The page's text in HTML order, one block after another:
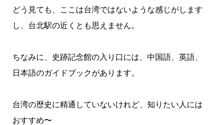
どう見ても、ここは台湾ではないような感じがします
し、台北駅の近くとも思えません。
ちなみに、史跡記念館の入り口には、中国語、英語、
日本語のガイドブックがあります。
台湾の歴史に精通していないけれど、知りたい人には
おすすめ〜